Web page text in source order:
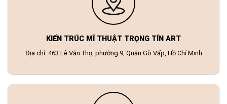
KIẾN TRÚC MĨ THUẬT TRỌNG TÍN ART
Địa chỉ: 463 Lê Văn Thọ, phường 9, Quận Gò Vấp, Hồ Chí Minh